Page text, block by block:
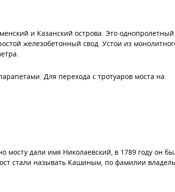
и Казанский острова. Это однопролетный
железобетонный свод. Устои из
Для перехода с тротуаров моста на
мосту дали имя Николаевский, в 1789 году он
стали называть Кашиным, по фамилии